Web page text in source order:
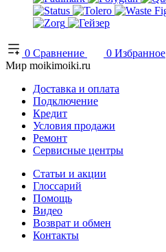
0 Сравнение 0 Избранное
Мир moikimoiki.ru
Доставка и оплата
Подключение
Кредит
Условия продажи
Ремонт
Сервисные центры
Статьи и акции
Глоссарий
Помощь
Видео
Возврат и обмен
Контакты